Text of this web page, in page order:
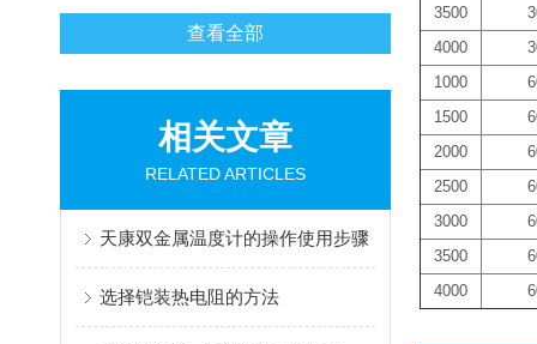
查看全部
相关文章
RELATED ARTICLES
天康双金属温度计的操作使用步骤
选择铠装热电阻的方法
3500
4000
1000
1500
2000
2500
3000
3500
4000